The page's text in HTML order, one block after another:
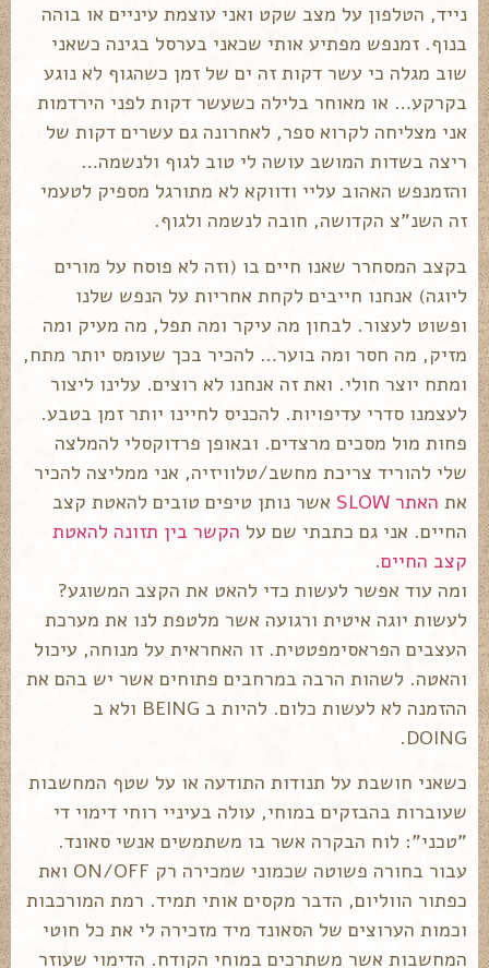
נייד, הטלפון על מצב שקט ואני עוצמת עיניים או בוהה
בנוף. זמנפש מפתיע אותי שכאני בערסל בגינה כשאני
שוב מגלה כי עשר דקות זה ים של זמן כשהגוף לא נוגע
בקרקע… או מאוחר בלילה כשעשר דקות לפני הירדמות
אני מצליחה לקרוא ספר, לאחרונה גם עשרים דקות של
ריצה בשדות המושב עושה לי טוב לגוף ולנשמה…
והזמנפש האהוב עליי ודווקא לא מתורגל מספיק לטעמי
זה השנ"צ הקדושה, חובה לנשמה ולגוף.
בקצב המסחרר שאנו חיים בו (וזה לא פוסח על מורים
ליוגה) אנחנו חייבים לקחת אחריות על הנפש שלנו
ופשוט לעצור. לבחון מה עיקר ומה תפל, מה מעיק ומה
מזיק, מה חסר ומה בוער… להכיר בכך שעומס יותר מתח,
ומתח יוצר חולי. ואת זה אנחנו לא רוצים. עלינו ליצור
לעצמנו סדרי עדיפויות. להכניס לחיינו יותר זמן בטבע.
פחות מול מסכים מרצדים. ובאופן פרדוקסלי להמלצה
שלי להוריד צריכת מחשב/טלוויזיה, אני ממליצה להכיר
את האתר SLOW
אשר נותן טיפים טובים להאטת קצב
החיים. אני גם כתבתי שם על הקשר בין תזונה להאטת
קצב החיים.
ומה עוד אפשר לעשות כדי להאט את הקצב המשוגע?
לעשות יוגה איטית ורגועה אשר מלטפת לנו את מערכת
העצבים הפראסימפטטית. זו האחראית על מנוחה, עיכול
והאטה. לשהות הרבה במרחבים פתוחים אשר יש בהם את
ההזמנה לא לעשות כלום. להיות ב BEING ולא ב
DOING.
כשאני חושבת על תנודות התודעה או על שטף המחשבות
שעוברות בהבזקים במוחי, עולה בעיניי רוחי דימוי די
"טכני": לוח הבקרה אשר בו משתמשים אנשי סאונד.
עבור בחורה פשוטה שכמוני שמכירה רק ON/OFF ואת
כפתור הווליום, הדבר מקסים אותי תמיד. רמת המורכבות
וכמות הערוצים של הסאונד מיד מזכירה לי את כל חוטי
המחשבות אשר משתרכים במוחי הקודח. הדימוי שעוזר